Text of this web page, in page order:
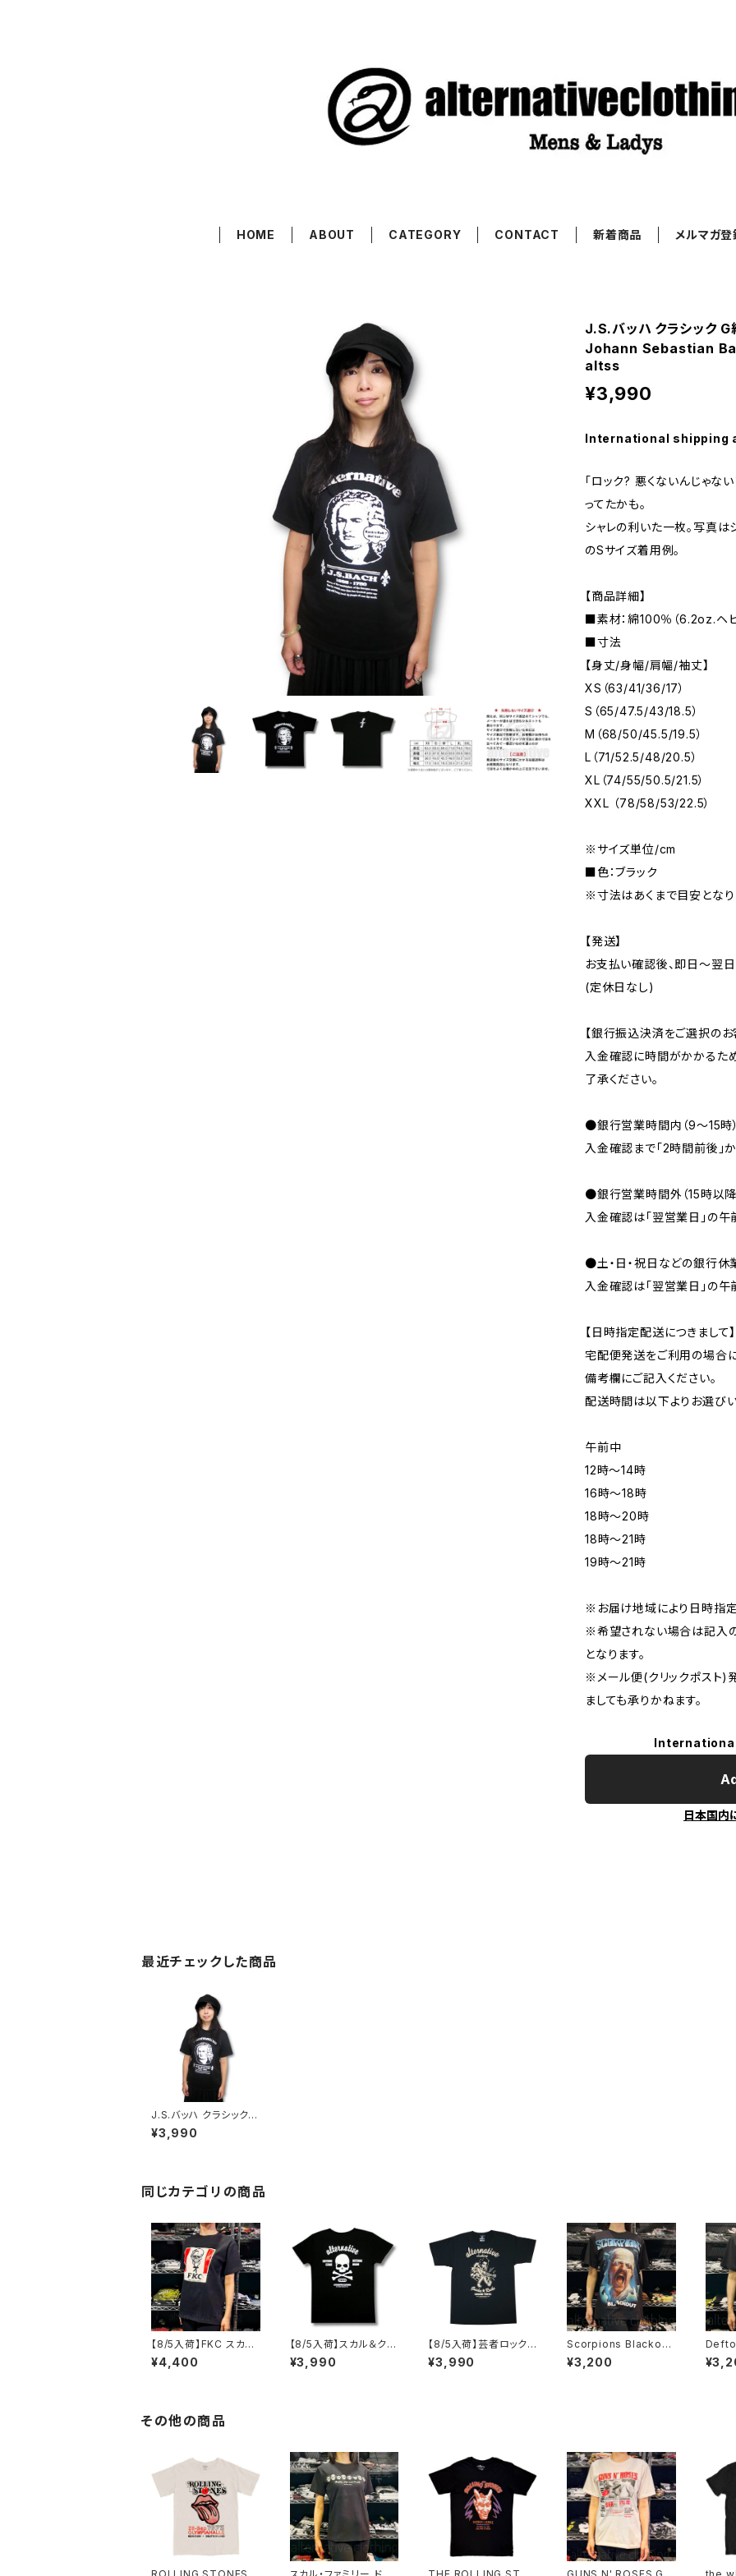
HOME ABOUT CATEGORY CONTACT 新着商品 メルマガ登
J.S.バッハ クラシック
Johann Sebastian
altss
¥3,990
International shipping
「ロック? 悪くないんじゃな
ってたかも。
シャレの利いた一枚。写真は
のSサイズ着用例。
【商品詳細】
■素材：綿100％（6.2oz.ヘ
■寸法
【身丈/身幅/肩幅/袖丈】
XS（63/41/36/17）
S（65/47.5/43/18.5）
M（68/50/45.5/19.5）
L（71/52.5/48/20.5）
XL（74/55/50.5/21.5）
XXL （78/58/53/22.5）
※サイズ単位/cm
■色：ブラック
※寸法はあくまで目安となり
【発送】
お支払い確認後、即日〜翌日
(定休日なし)
【銀行振込決済をご選択のお
入金確認に時間がかかるた
了承ください。
●銀行営業時間内（9〜15時
入金確認まで「2時間前後」
●銀行営業時間外（15時以降
入金確認は「翌営業日」の午
●土・日・祝日などの銀行休
入金確認は「翌営業日」の午
【日時指定配送につきまして】
宅配便発送をご利用の場合
備考欄にご記入ください。
配送時間は以下よりお選び
午前中
12時〜14時
16時〜18時
18時〜20時
18時〜21時
19時〜21時
※お届け地域により日時指
※希望されない場合は記入
となります。
※メール便(クリックポスト)
ましても承りかねます。
日本国内
最近チェックした商品
J.S.バッハ クラシック G
線上のアリア Tシャツ
黒 バッハ Johann Se
¥3,990
同じカテゴリの商品
【8/5入荷】FKC スカル
おじさん Tシャツ おも
しろ パロディ プレゼン
クリスマス ロックTシャ
ツ バンドTシャツ 黒 ブ
¥4,400
【8/5入荷】スカル＆クロ
スボーン Tシャツ NOT
HING STAKE NOTHI
¥3,990
【8/5入荷】芸者ロックス
GEISHA ROCKS 階Ｇ
子&オルタナティヴ・コラ
¥3,990
Scorpions Blackout
スコーピオンズ ブラック
アウト メンズ レディー
¥3,200
ズ 猫
ロック
その他の商品